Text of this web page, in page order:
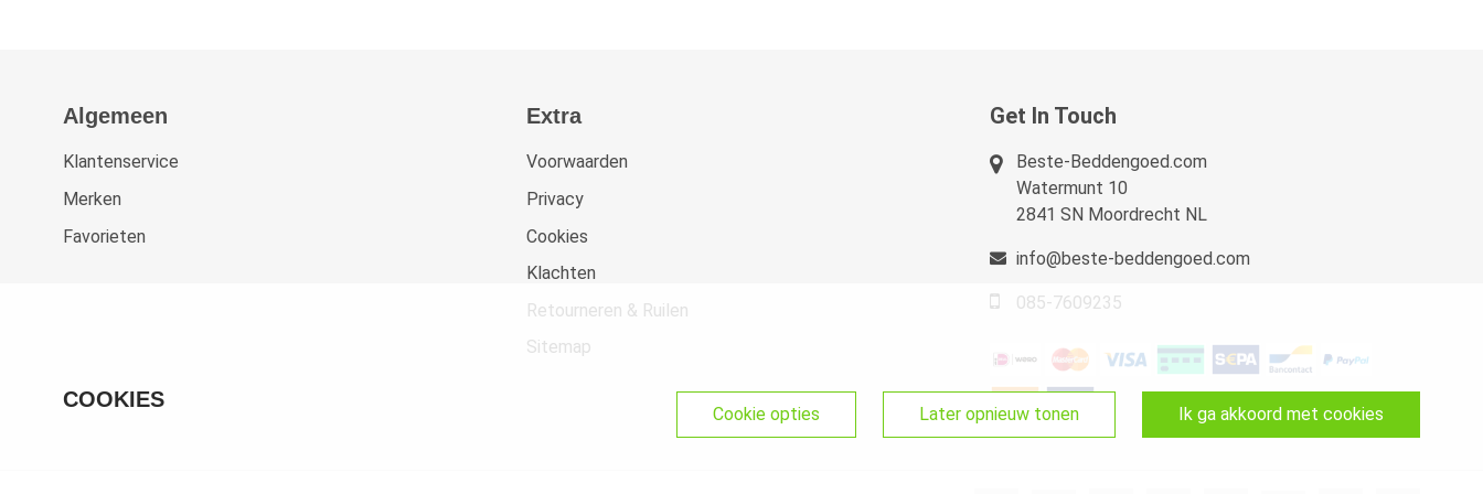
Algemeen
Klantenservice
Merken
Favorieten
Extra
Voorwaarden
Privacy
Cookies
Klachten
Retourneren & Ruilen
Sitemap
Get In Touch
Beste-Beddengoed.com
Watermunt 10
2841 SN Moordrecht NL
info@beste-beddengoed.com
085-7609235
COOKIES
ik ga akkoord met cookies
later opnieuw tonen
cookie opties